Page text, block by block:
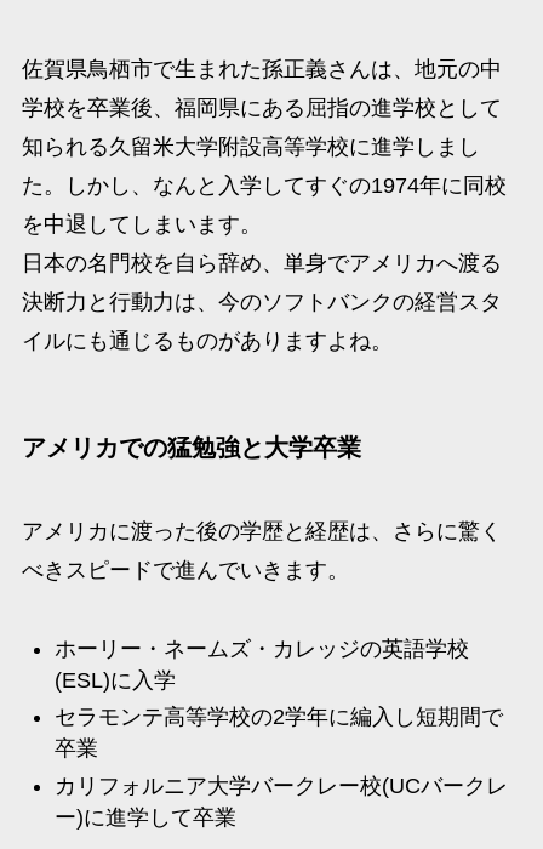
佐賀県鳥栖市で生まれた孫正義さんは、地元の中
学校を卒業後、福岡県にある屈指の進学校として
知られる久留米大学附設高等学校に進学しまし
た。​しかし、なんと入学してすぐの1974年に同校
を中退してしまいます。​
日本の名門校を自ら辞め、単身でアメリカへ渡る
決断力と行動力は、今のソフトバンクの経営スタ
イルにも通じるものがありますよね。
アメリカでの猛勉強と大学卒業
アメリカに渡った後の学歴と経歴は、さらに驚く
べきスピードで進んでいきます。
ホーリー・ネームズ・カレッジの英語学校
(ESL)に入学​
セラモンテ高等学校の2学年に編入し短期間で
卒業​
カリフォルニア大学バークレー校(UCバークレ
ー)に進学して卒業